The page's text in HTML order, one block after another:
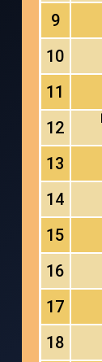
9
10
11
12
13
14
15
16
17
18